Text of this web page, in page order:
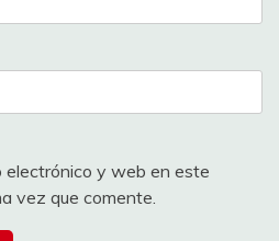
electrónico y web en este
vez que comente.